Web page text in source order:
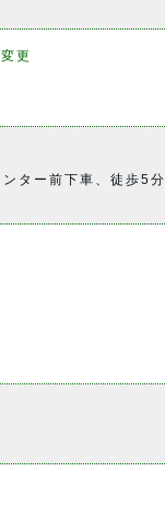
更
ター前下車、徒歩5分